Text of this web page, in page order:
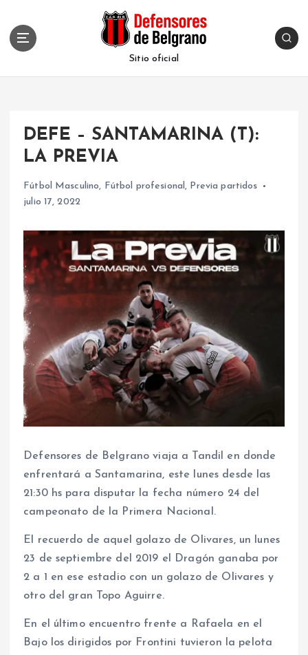
Sitio oficial
DEFE – SANTAMARINA (T):
LA PREVIA
Fútbol Masculino, Fútbol profesional, Previa partidos
julio 17, 2022
Defensores de Belgrano viaja a Tandil en donde
enfrentará a Santamarina, este lunes desde las
21:30 hs para disputar la fecha número 24 del
campeonato de la Primera Nacional.
El recuerdo de aquel golazo de Olivares, un lunes
23 de septiembre del 2019 el Dragón ganaba por
2 a 1 en ese estadio con un golazo de Olivares y
otro del gran Topo Aguirre.
En el último encuentro frente a Rafaela en el
Bajo los dirigidos por Frontini tuvieron la pelota